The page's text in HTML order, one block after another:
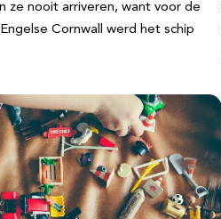
ze nooit arriveren, want voor de
Cornwall werd het schip